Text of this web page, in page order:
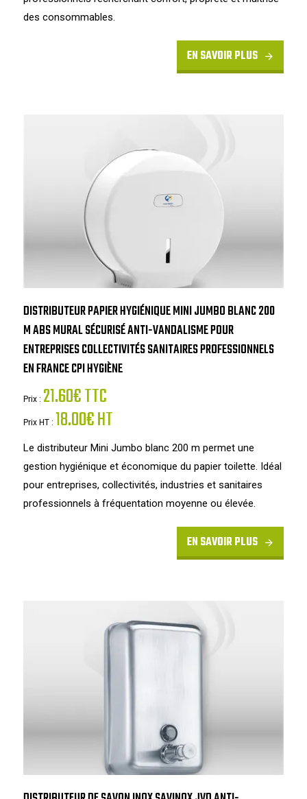
des consommables.
EN SAVOIR PLUS
DISTRIBUTEUR PAPIER HYGIÉNIQUE MINI JUMBO BLANC 200
M ABS MURAL SÉCURISÉ ANTI-VANDALISME POUR
ENTREPRISES COLLECTIVITÉS SANITAIRES PROFESSIONNELS
EN FRANCE CPI HYGIÈNE
Prix : 21.60€ TTC
Prix HT : 18.00€ HT
Le distributeur Mini Jumbo blanc 200 m permet une
gestion hygiénique et économique du papier toilette. Idéal
pour entreprises, collectivités, industries et sanitaires
professionnels à fréquentation moyenne ou élevée.
EN SAVOIR PLUS